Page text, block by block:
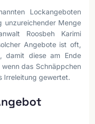
Lockangeboten
unzureichender Menge
Roosbeh Karimi
Angebote ist oft,
damit diese am Ende
das Schnäppchen
Irreleitung gewertet.